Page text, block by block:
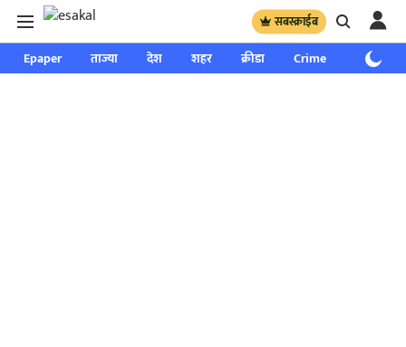
सबस्क्राईब
Epaper ताज्या देश शहर क्रीडा Crime साप्ताहिक